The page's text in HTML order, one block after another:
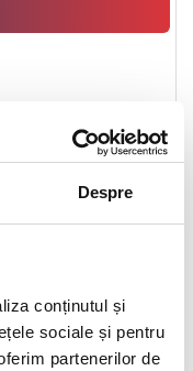
Despre
conținutul și
sociale și pentru
partenerilor de
6931 30 m³/h
la montajul centralelor
in sistemul de
sub forma